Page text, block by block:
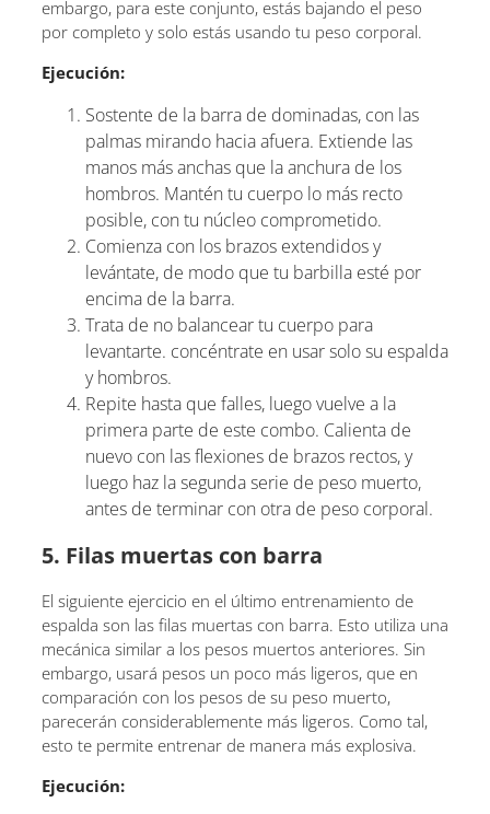
embargo, para este conjunto, estás bajando el peso
por completo y solo estás usando tu peso corporal.
Ejecución:
Sostente de la barra de dominadas, con las
palmas mirando hacia afuera. Extiende las
manos más anchas que la anchura de los
hombros. Mantén tu cuerpo lo más recto
posible, con tu núcleo comprometido.
Comienza con los brazos extendidos y
levántate, de modo que tu barbilla esté por
encima de la barra.
Trata de no balancear tu cuerpo para
levantarte. concéntrate en usar solo su espalda
y hombros.
Repite hasta que falles, luego vuelve a la
primera parte de este combo. Calienta de
nuevo con las flexiones de brazos rectos, y
luego haz la segunda serie de peso muerto,
antes de terminar con otra de peso corporal.
5. Filas muertas con barra
El siguiente ejercicio en el último entrenamiento de
espalda son las filas muertas con barra. Esto utiliza una
mecánica similar a los pesos muertos anteriores. Sin
embargo, usará pesos un poco más ligeros, que en
comparación con los pesos de su peso muerto,
parecerán considerablemente más ligeros. Como tal,
esto te permite entrenar de manera más explosiva.
Ejecución: